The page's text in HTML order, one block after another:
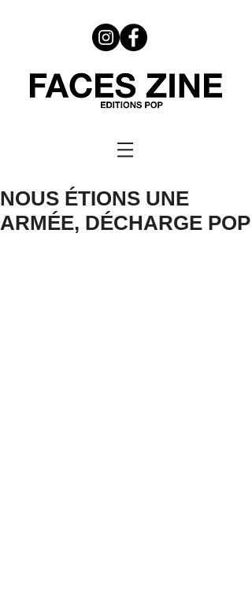
NOUS ÉTIONS UNE
ARMÉE, DÉCHARGE POP